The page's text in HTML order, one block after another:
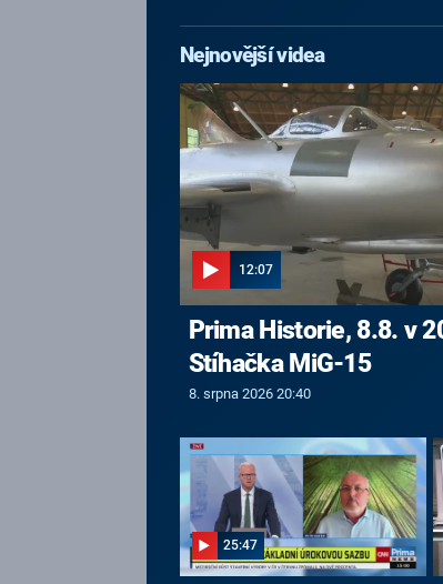
Nejnovější videa
12:07
Prima Historie, 8.8. v
Stíhačka MiG-15
8. srpna 2026 20:40
25:47